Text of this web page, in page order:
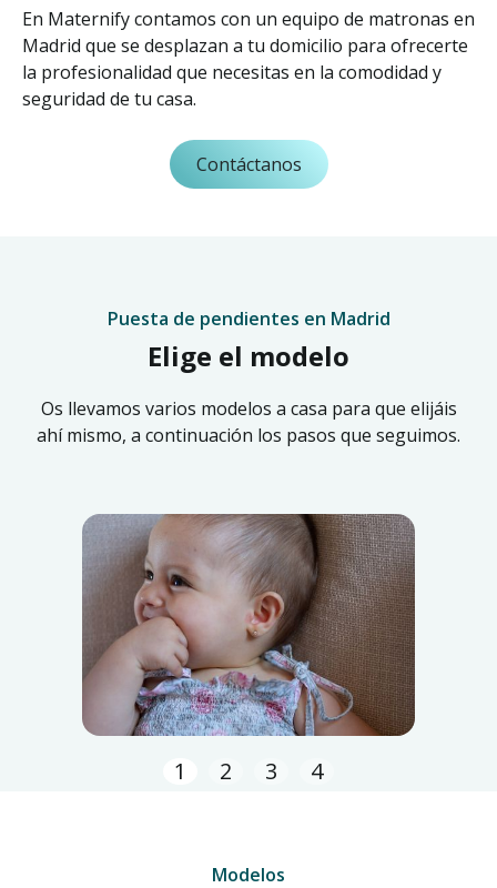
En Maternify contamos con un equipo de matronas en
Madrid que se desplazan a tu domicilio para ofrecerte
la profesionalidad que necesitas en la comodidad y
seguridad de tu casa.
Contáctanos
Puesta de pendientes en Madrid
Elige el modelo
Os llevamos varios modelos a casa para que elijáis
ahí mismo, a continuación los pasos que seguimos.
1 2 3 4
Modelos